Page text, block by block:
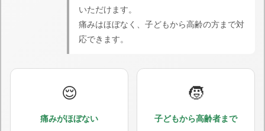
いただけます。
痛みはほぼなく、子どもから高齢の方まで対
応できます。
😌
痛みがほぼない
🧒
子どもから高齢者まで